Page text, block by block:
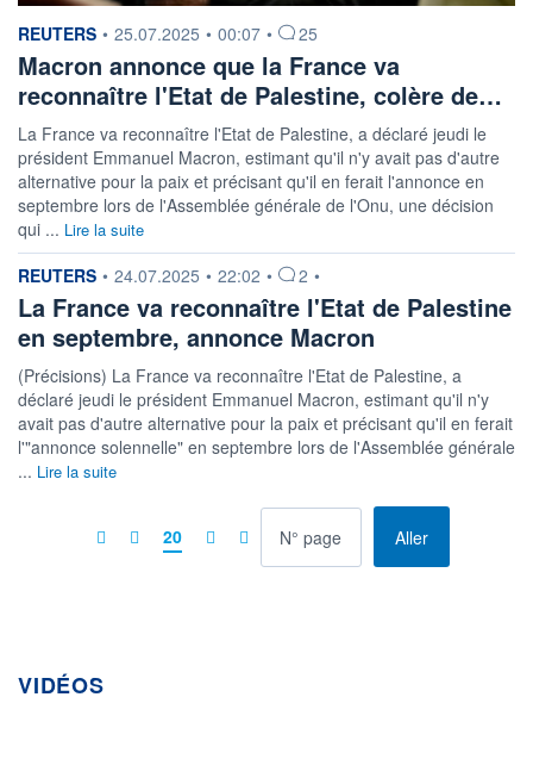
information fournie par
REUTERS • 25.07.2025 • 00:07 • 25
Macron annonce que la France va
reconnaître l'Etat de Palestine, colère de…
La France va reconnaître l'Etat de Palestine, a déclaré jeudi le
président Emmanuel Macron, estimant qu'il n'y avait pas d'autre
alternative pour la paix et précisant qu'il en ferait l'annonce en
septembre lors de l'Assemblée générale de l'Onu, une décision
qui ... Lire la suite
information fournie par
REUTERS • 24.07.2025 • 22:02 • 2 •
La France va reconnaître l'Etat de Palestine
en septembre, annonce Macron
(Précisions) La France va reconnaître l'Etat de Palestine, a
déclaré jeudi le président Emmanuel Macron, estimant qu'il n'y
avait pas d'autre alternative pour la paix et précisant qu'il en ferait
l'"annonce solennelle" en septembre lors de l'Assemblée générale
... Lire la suite
20 Allerà la page
VIDÉOS